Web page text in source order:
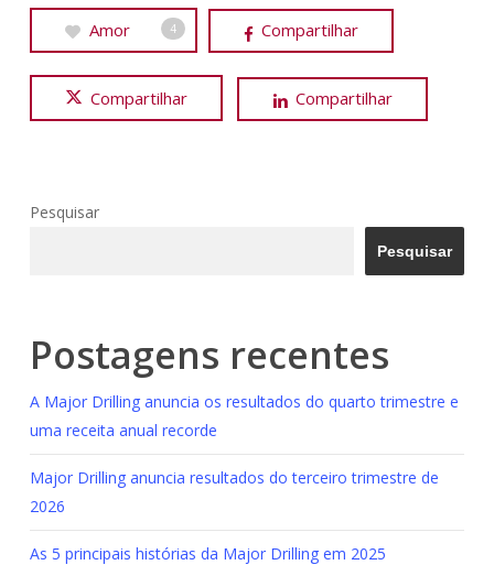
Amor 4 Compartilhar
Compartilhar Compartilhar
Pesquisar
Pesquisar
Postagens recentes
A Major Drilling anuncia os resultados do quarto trimestre e
uma receita anual recorde
Major Drilling anuncia resultados do terceiro trimestre de
2026
As 5 principais histórias da Major Drilling em 2025